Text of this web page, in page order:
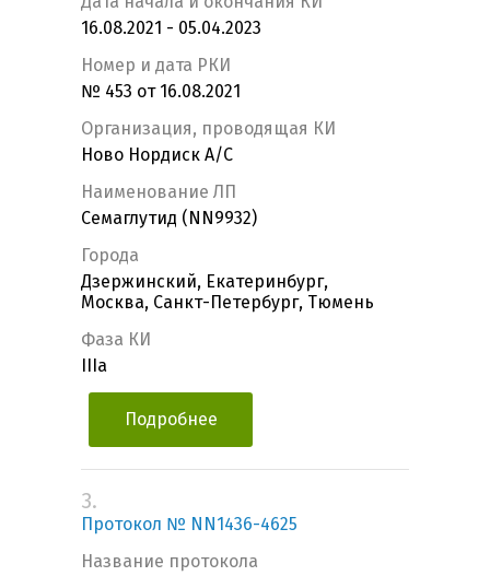
16.08.2021 - 05.04.2023
Номер и дата РКИ
№ 453 от 16.08.2021
Организация, проводящая КИ
Ново Нордиск А/С
Наименование ЛП
Семаглутид (NN9932)
Города
Дзержинский, Екатеринбург,
Москва, Санкт-Петербург, Тюмень
Фаза КИ
IIIa
Подробнее
3.
Протокол № NN1436-4625
Название протокола